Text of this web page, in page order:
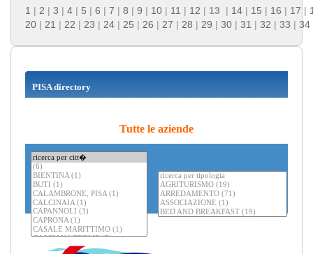
1 | 2 | 3 | 4 | 5 | 6 | 7 | 8 | 9 | 10 | 11 | 12 | 13 | 14 | 15 | 16 | 17 |
20 | 21 | 22 | 23 | 24 | 25 | 26 | 27 | 28 | 29 | 30 | 31 | 32 | 33 | 34
PISA directory
Tutte le aziende